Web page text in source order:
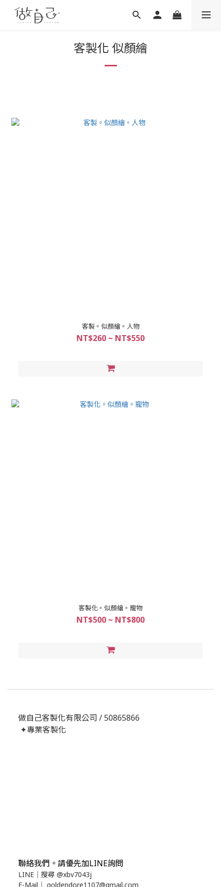
客製化 似顏繪
客製。似顏繪。人物
NT$260 ~ NT$550
客製化。似顏繪。寵物
NT$500 ~ NT$800
做自己客製化有限公司 / 50865866
✦專業客製化
聯絡我們 。請優先加LINE詢問
LINE｜ 搜尋 @xbv7043j
E-Mail｜ goldendore1107@gmail.com